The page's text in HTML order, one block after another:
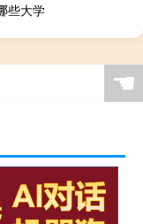
些大学
☚